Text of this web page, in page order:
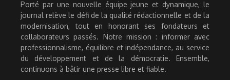
Porté par une nouvelle équipe jeune et dynamique, le
journal relève le défi de la qualité rédactionnelle et de la
modernisation, tout en honorant ses fondateurs et
collaborateurs passés. Notre mission : informer avec
professionnalisme, équilibre et indépendance, au service
du développement et de la démocratie. Ensemble,
continuons à bâtir une presse libre et fiable.